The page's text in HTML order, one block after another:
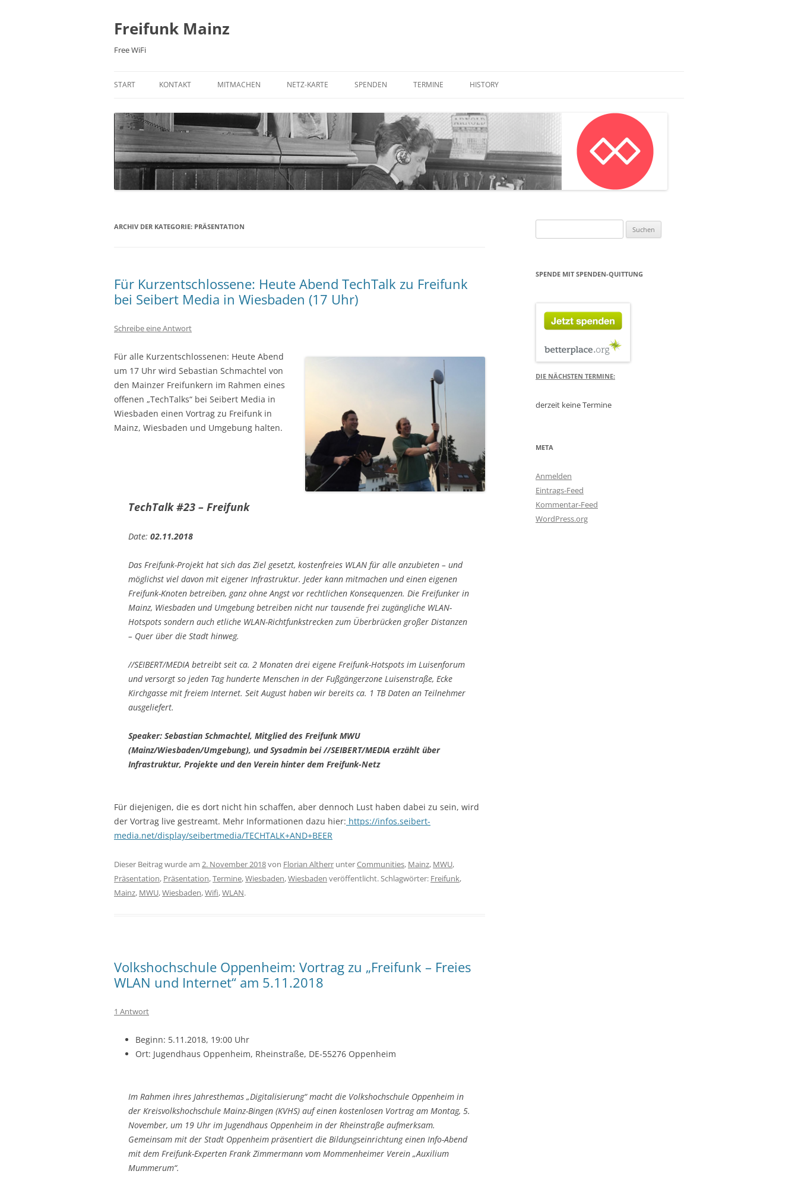
springen
Freifunk Mainz
Free WiFi
START KONTAKT
MAILINGLISTE
NEWSLETTER
IRC-CHAT
TWITTER
MITMACHEN
MITGLIED WERDEN
WIKI
PRAXIS: 3D CORNER ANTENNE
NETZ-KARTE SPENDEN
GOODING
TERMINE HISTORY
IM FERNSEHEN
STADTRATS-ANTRAG:
KOSTENFREIES WLAN IN MAINZ
ARCHIV DER KATEGORIE: PRÄSENTATION
Für Kurzentschlossene: Heute Abend TechTalk zu Freifunk
bei Seibert Media in Wiesbaden (17 Uhr)
Schreibe eine Antwort
Für alle Kurzentschlossenen: Heute Abend
um 17 Uhr wird Sebastian Schmachtel von
den Mainzer Freifunkern im Rahmen eines
offenen „TechTalks“ bei Seibert Media in
Wiesbaden einen Vortrag zu Freifunk in
Mainz, Wiesbaden und Umgebung halten.
TechTalk #23 – Freifunk
Date: 02.11.2018
Das Freifunk-Projekt hat sich das Ziel gesetzt, kostenfreies WLAN für alle anzubieten – und
möglichst viel davon mit eigener Infrastruktur. Jeder kann mitmachen und einen eigenen
Freifunk-Knoten betreiben, ganz ohne Angst vor rechtlichen Konsequenzen. Die Freifunker in
Mainz, Wiesbaden und Umgebung betreiben nicht nur tausende frei zugängliche WLAN-
Hotspots sondern auch etliche WLAN-Richtfunkstrecken zum Überbrücken großer Distanzen
– Quer über die Stadt hinweg.
//SEIBERT/MEDIA betreibt seit ca. 2 Monaten drei eigene Freifunk-Hotspots im Luisenforum
und versorgt so jeden Tag hunderte Menschen in der Fußgängerzone Luisenstraße, Ecke
Kirchgasse mit freiem Internet. Seit August haben wir bereits ca. 1 TB Daten an Teilnehmer
ausgeliefert.
Speaker: Sebastian Schmachtel, Mitglied des Freifunk MWU
(Mainz/Wiesbaden/Umgebung), und Sysadmin bei //SEIBERT/MEDIA erzählt über
Infrastruktur, Projekte und den Verein hinter dem Freifunk-Netz
Für diejenigen, die es dort nicht hin schaffen, aber dennoch Lust haben dabei zu sein, wird
der Vortrag live gestreamt. Mehr Informationen dazu hier: https://infos.seibert-
media.net/display/seibertmedia/TECHTALK+AND+BEER
Dieser Beitrag wurde am 2. November 2018von Florian Altherr unterCommunities, Mainz, MWU,
Präsentation, Präsentation,Termine,Wiesbaden,Wiesbaden veröffentlicht. Schlagwörter: Freifunk,
Mainz, MWU,Wiesbaden,Wifi,WLAN.
Volkshochschule Oppenheim: Vortrag zu „Freifunk – Freies
WLAN und Internet“ am 5.11.2018
1 Antwort
Beginn: 5.11.2018, 19:00 Uhr
Ort: Jugendhaus Oppenheim, Rheinstraße, DE-55276 Oppenheim
Im Rahmen ihres Jahresthemas „Digitalisierung“ macht die Volkshochschule Oppenheim in
der Kreisvolkshochschule Mainz-Bingen (KVHS) auf einen kostenlosen Vortrag am Montag, 5.
November, um 19 Uhr im Jugendhaus Oppenheim in der Rheinstraße aufmerksam.
Gemeinsam mit der Stadt Oppenheim präsentiert die Bildungseinrichtung einen Info-Abend
mit dem Freifunk-Experten Frank Zimmermann vom Mommenheimer Verein „Auxilium
Mummerum“.
nach:
SPENDE MIT SPENDEN-QUITTUNG
DIE NÄCHSTEN TERMINE:
derzeit keine Termine
META
Anmelden
Eintrags-Feed
Kommentar-Feed
WordPress.org